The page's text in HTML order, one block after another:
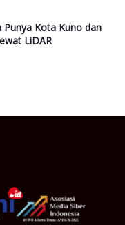
Kota Kuno dan
LiDAR